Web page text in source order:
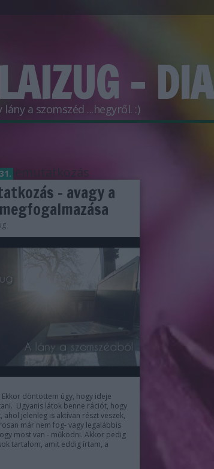
- DIA
lány a szomszéd ...hegyről. :)
bemutatkozás
- avagy a
Ekkor döntöttem úgy, hogy ideje
Ugyanis látok benne rációt, hogy
ahol jelenleg is aktívan részt veszek,
már nem fog- vagy legalábbis
most van - működni. Akkor pedig
tartalom, amit eddig írtam, a